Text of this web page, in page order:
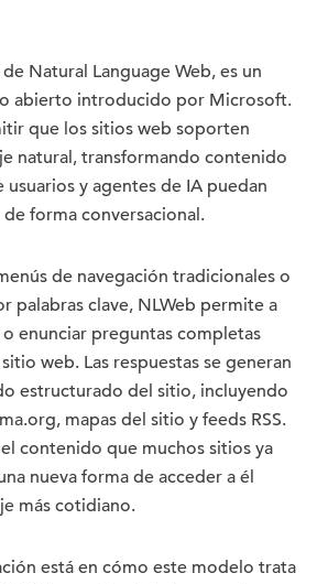
Natural Language Web, es un
abierto introducido por Microsoft.
que los sitios web soporten
natural, transformando contenido
y agentes de IA puedan
forma conversacional.
de navegación tradicionales o
palabras clave, NLWeb permite a
enunciar preguntas completas
web. Las respuestas se generan
estructurado del sitio, incluyendo
mapas del sitio y feeds RSS.
contenido que muchos sitios ya
nueva forma de acceder a él
más cotidiano.
está en cómo este modelo trata